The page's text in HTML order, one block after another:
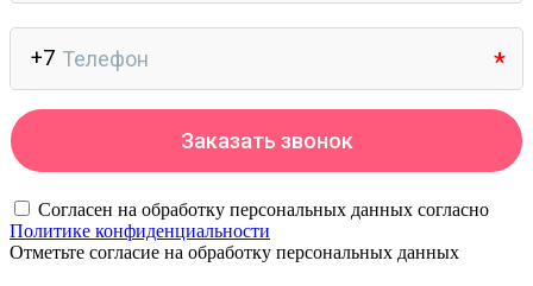
Согласен на обработку персональных данных согласно
Политике конфиденциальности
Отметьте согласие на обработку персональных данных